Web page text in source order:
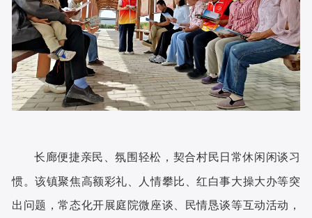
长廊便捷亲民、氛围轻松，契合村民日常休闲闲谈习
惯。该镇聚焦高额彩礼、人情攀比、红白事大操大办等突
出问题，常态化开展庭院微座谈、民情恳谈等互动活动，